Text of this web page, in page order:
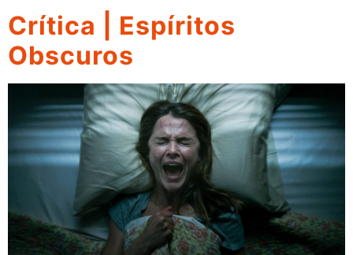
Crítica | Espíritos
Obscuros